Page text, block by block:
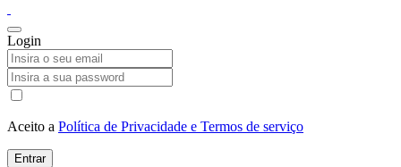
Login
Aceito a Política de Privacidade e Termos de serviço
Entrar